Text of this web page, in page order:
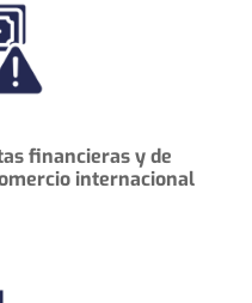
financieras y de
internacional